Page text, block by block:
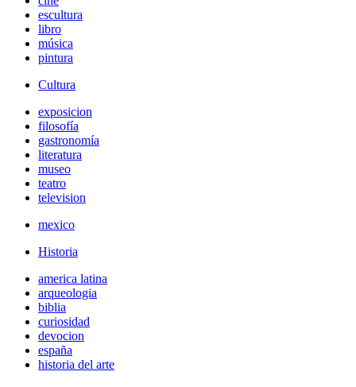
escultura
libro
música
pintura
Cultura
exposicion
filosofía
gastronomía
literatura
museo
teatro
television
mexico
Historia
america latina
arqueologia
biblia
curiosidad
devocion
españa
historia del arte